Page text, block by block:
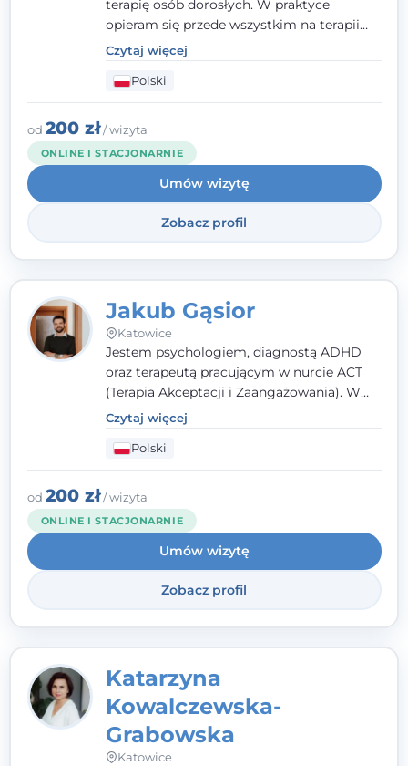
terapię osób dorosłych. W praktyce
opieram się przede wszystkim na terapii
poznawczo-behawioralnej (CBT), a także na
podejściu skoncentrowanym na
rozwiązaniach (TSR) oraz Racjonalnej
Terapii Zachowania (RTZ). Dużą wagę
przykładam do relacji opartej na empatii,
poczuciu bezpieczeństwa i wzajemnym
zrozumieniu.
Czytaj więcej
Polski
od 200 zł/ wizyta
ONLINE I STACJONARNIE
Umów wizytę
Zobacz profil
Jakub Gąsior
Katowice
Jestem psychologiem, diagnostą ADHD
oraz terapeutą pracującym w nurcie ACT
(Terapia Akceptacji i Zaangażowania). W
kontakcie z pacjentem najważniejsze są dla
mnie serdeczność, zrozumienie i atmosfera
pełna ciepła. Wierzę, że skuteczna terapia
to wspólne działanie - razem tworzymy
zespół, który szuka rozwiązań.
Czytaj więcej
Polski
od 200 zł/ wizyta
ONLINE I STACJONARNIE
Umów wizytę
Zobacz profil
Katarzyna
Kowalczewska-
Grabowska
Katowice